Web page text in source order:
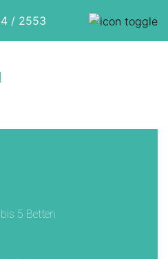
/ 2553
5 Betten